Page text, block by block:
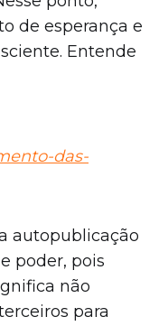
de esperança e
Entende
das-
autopublicação
poder, pois
não
para